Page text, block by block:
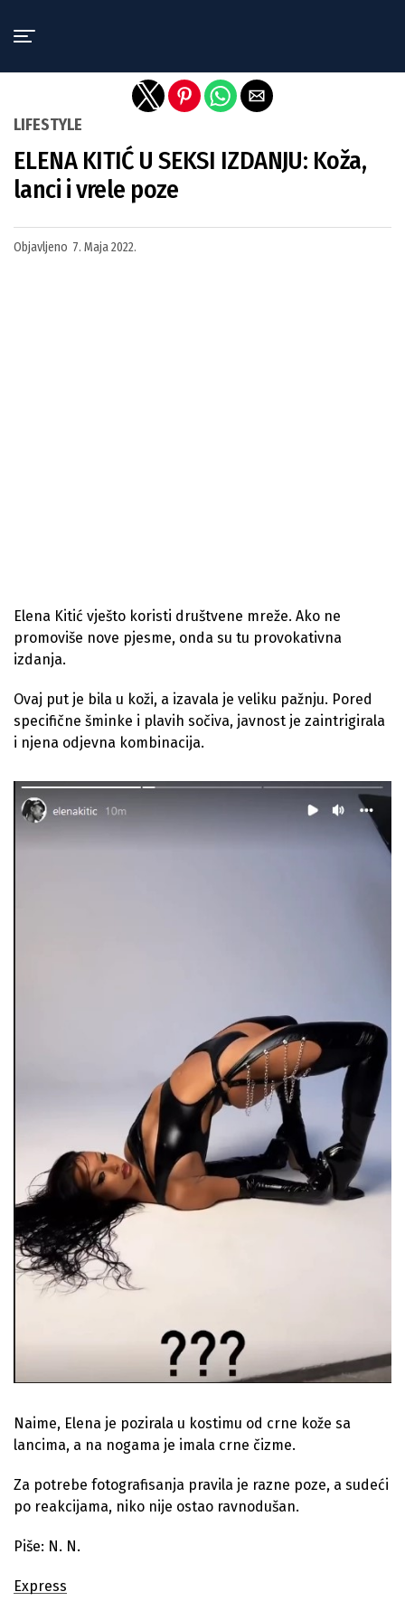
LIFESTYLE
ELENA KITIĆ U SEKSI IZDANJU: Koža,
lanci i vrele poze
Objavljeno 7. Maja 2022.
Elena Kitić vješto koristi društvene mreže. Ako ne
promoviše nove pjesme, onda su tu provokativna
izdanja.
Ovaj put je bila u koži, a izavala je veliku pažnju. Pored
specifične šminke i plavih sočiva, javnost je zaintrigirala
i njena odjevna kombinacija.
Naime, Elena je pozirala u kostimu od crne kože sa
lancima, a na nogama je imala crne čizme.
Za potrebe fotografisanja pravila je razne poze, a sudeći
po reakcijama, niko nije ostao ravnodušan.
Piše: N. N.
Express